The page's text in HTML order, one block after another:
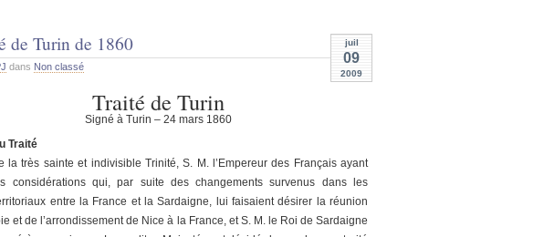
juil
09
2009
de Turin de 1860
dans Non classé
Traité de Turin
Signé à Turin – 24 mars 1860
Traité
la très sainte et indivisible Trinité, S. M. l’Empereur des Français ayant
considérations qui, par suite des changements survenus dans les
entre la France et la Sardaigne, lui faisaient désirer la réunion
et de l’arrondissement de Nice à la France, et S. M. le Roi de Sardaigne